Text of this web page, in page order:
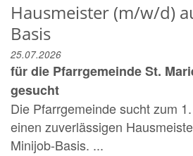
Hausmeister (m/w/d)
Basis
25.07.2026
für die Pfarrgemeinde St.
gesucht
Die Pfarrgemeinde sucht zum
einen zuverlässigen
Minijob-Basis. ...